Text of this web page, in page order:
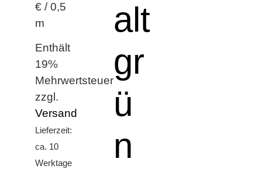
€ / 0,5
m
Enthält
19%
Mehrwertsteuer
zzgl.
Versand
Lieferzeit:
ca. 10
Werktage
alt
gr
ü
n